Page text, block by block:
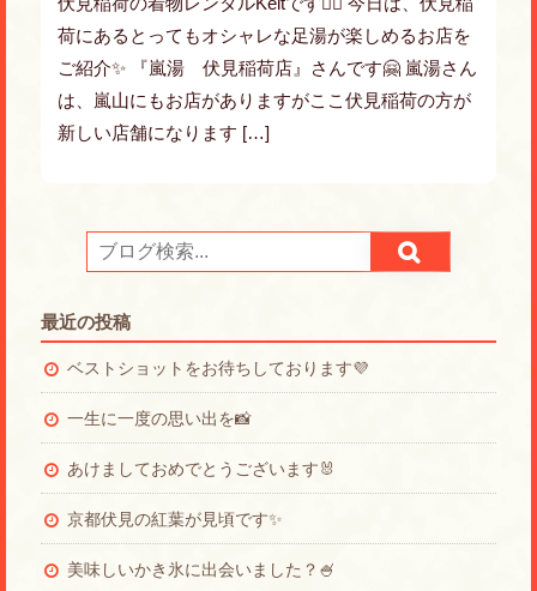
荷にあるとってもオシャレな足湯が楽しめるお店を
ご紹介✨ 『嵐湯 伏見稲荷店』さんです🤗 嵐湯さん
は、嵐山にもお店がありますがここ伏見稲荷の方が
新しい店舗になります […]
最近の投稿
ベストショットをお待ちしております💜
一生に一度の思い出を📸
あけましておめでとうございます🐰
京都伏見の紅葉が見頃です✨
美味しいかき氷に出会いました？🍧